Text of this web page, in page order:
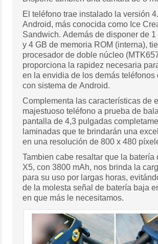
El teléfono trae instalado la versión
Android, más conocida como Ice
Sandwich. Además de disponer de 1
y 4 GB de memoria ROM (interna),
procesador de doble núcleo
proporciona la rapidez necesaria
en la envidia de los demás teléfonos
con sistema de Android.
Complementa las características de
majestuoso teléfono a prueba de
pantalla de 4,3 pulgadas
laminadas que te brindarán una
en una resolución de 800 x 480
Tambien cabe resaltar que la batería
X5, con 3800 mAh, nos brinda la
para su uso por largas horas,
de la molesta señal de batería baja
en que más le necesitamos.